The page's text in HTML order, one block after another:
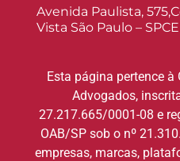
Avenida Paulista,
Vista São Paulo –
Esta página pertence
Advogados,
27.217.665/0001-08 e
OAB/SP sob o nº
empresas, marcas,